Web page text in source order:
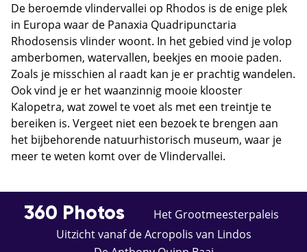
De beroemde vlindervallei op Rhodos is de enige plek
in Europa waar de Panaxia Quadripunctaria
Rhodosensis vlinder woont. In het gebied vind je volop
amberbomen, watervallen, beekjes en mooie paden.
Zoals je misschien al raadt kan je er prachtig wandelen.
Ook vind je er het waanzinnig mooie klooster
Kalopetra, wat zowel te voet als met een treintje te
bereiken is. Vergeet niet een bezoek te brengen aan
het bijbehorende natuurhistorisch museum, waar je
meer te weten komt over de Vlindervallei.
360 Photos
Het Grootmeesterpaleis
Uitzicht vanaf de Acropolis van Lindos